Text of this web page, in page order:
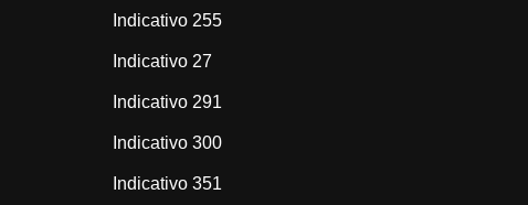
Indicativo 255
Indicativo 27
Indicativo 291
Indicativo 300
Indicativo 351